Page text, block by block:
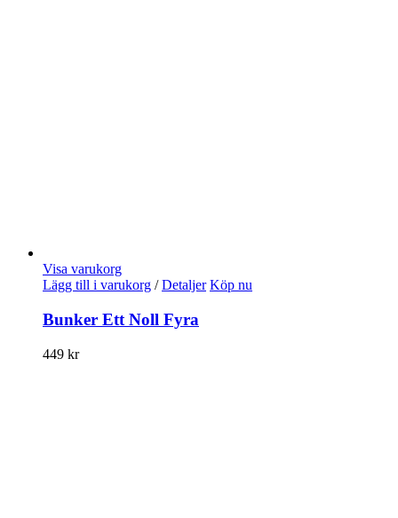
Visa varukorg
Lägg till i varukorg / Detaljer Köp nu
Bunker Ett Noll Fyra
449 kr